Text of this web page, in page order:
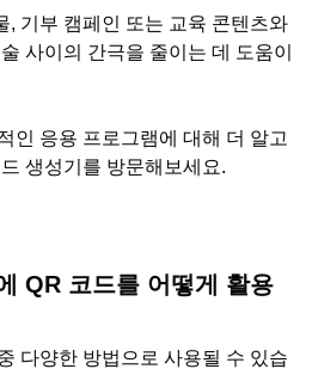
, 기부 캠페인 또는 교육 콘텐츠와
사이의 간극을 줄이는 데 도움이
인 응용 프로그램에 대해 더 알고
생성기를 방문해보세요.
QR 코드를 어떻게 활용
다양한 방법으로 사용될 수 있습